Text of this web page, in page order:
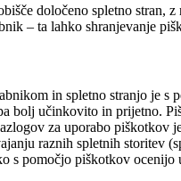
določeno spletno stran,
– ta lahko shranjevanje
in spletno stranjo je
bolj učinkovito in prijetno.
za uporabo
raznih spletnih storitev
s pomočjo piškotkov